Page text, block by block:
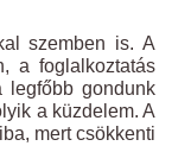
szemben is. A
a foglalkoztatás
gondunk
a küzdelem. A
mert csökkenti